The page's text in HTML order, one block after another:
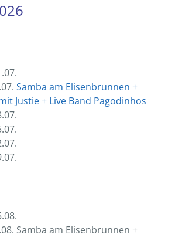
Samba am Elisenbrunnen +
Justie + Live Band Pagodinhos
Samba am Elisenbrunnen +